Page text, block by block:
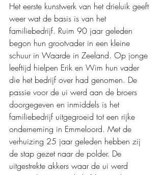
Het eerste kunstwerk van het drieluik geeft
weer wat de basis is van het
familiebedrijf. Ruim 90 jaar geleden
begon hun grootvader in een kleine
schuur in Waarde in Zeeland. Op jonge
leeftijd hielpen Erik en Wim hun vader
die het bedrijf over had genomen. De
passie voor de ui werd aan de broers
doorgegeven en inmiddels is het
familiebedrijf uitgegroeid tot een rijke
onderneming in Emmeloord. Met de
verhuizing 25 jaar geleden hebben zij
de stap gezet naar de polder. De
uitgestrekte akkers waar de ui werd